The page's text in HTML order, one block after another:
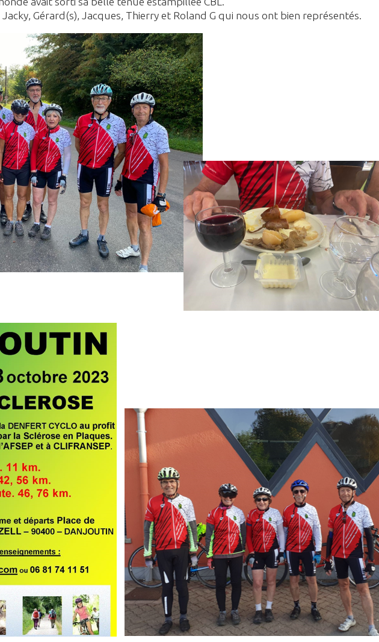
Gérard(s), Jacques, Thierry et Roland G qui nous ont bien représentés.